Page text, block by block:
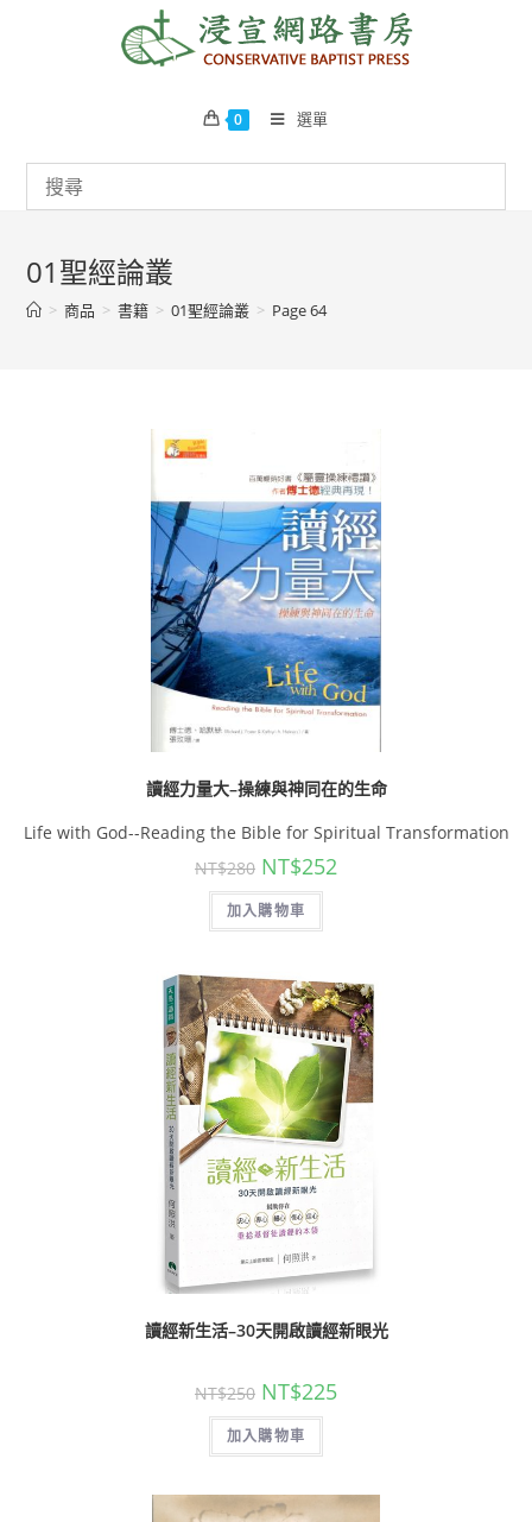
0 選單
01聖經論叢
> 商品 > 書籍 > 01聖經論叢 > Page 64
讀經力量大–操練與神同在的生命
Life with God--Reading the Bible for Spiritual Transformation
NT$280 NT$252
加入購物車
讀經新生活–30天開啟讀經新眼光
NT$250 NT$225
加入購物車